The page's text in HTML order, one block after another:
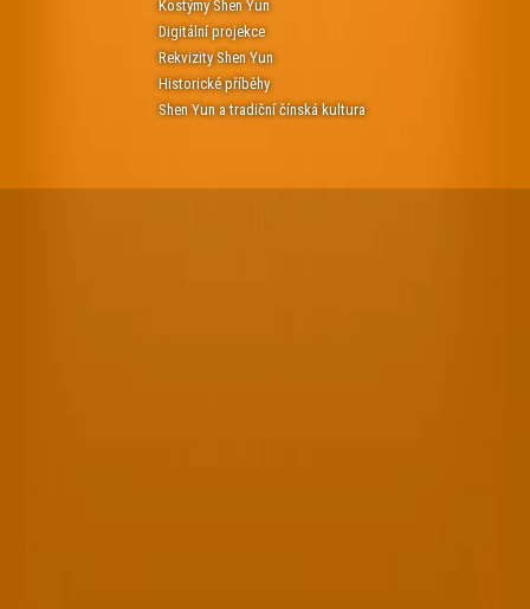
Kostýmy Shen Yun
Digitální projekce
Rekvizity Shen Yun
Historické příběhy
Shen Yun a tradiční čínská kultura